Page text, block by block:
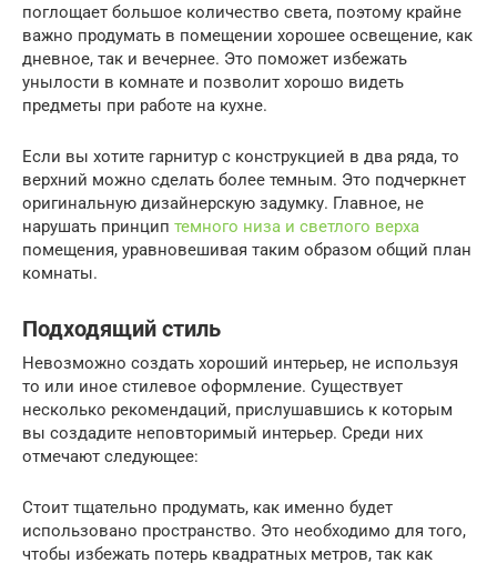
поглощает большое количество света, поэтому крайне
важно продумать в помещении хорошее освещение, как
дневное, так и вечернее. Это поможет избежать
унылости в комнате и позволит хорошо видеть
предметы при работе на кухне.
Если вы хотите гарнитур с конструкцией в два ряда, то
верхний можно сделать более темным. Это подчеркнет
оригинальную дизайнерскую задумку. Главное, не
нарушать принцип темного низа и светлого верха
помещения, уравновешивая таким образом общий план
комнаты.
Подходящий стиль
Невозможно создать хороший интерьер, не используя
то или иное стилевое оформление. Существует
несколько рекомендаций, прислушавшись к которым
вы создадите неповторимый интерьер. Среди них
отмечают следующее:
Стоит тщательно продумать, как именно будет
использовано пространство. Это необходимо для того,
чтобы избежать потерь квадратных метров, так как